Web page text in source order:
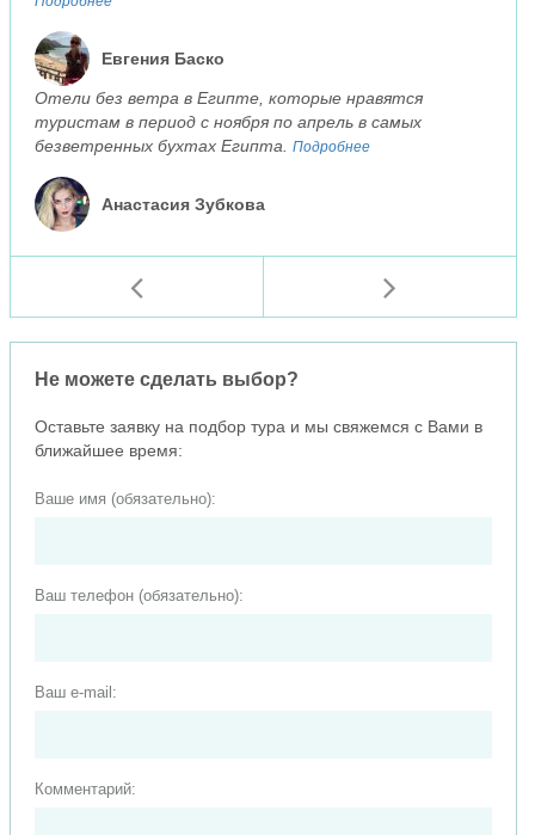
Евгения Баско
Отели без ветра в Египте, которые нравятся
туристам в период с ноября по апрель в самых
безветренных бухтах Египта. Подробнее
Анастасия Зубкова
Не можете сделать выбор?
Оставьте заявку на подбор тура и мы свяжемся с Вами в
ближайшее время:
Ваше имя (обязательно):
Ваш телефон (обязательно):
Ваш e-mail:
Комментарий: